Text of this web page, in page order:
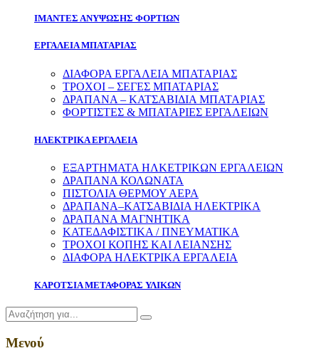
ΙΜΑΝΤΕΣ ΑΝΥΨΩΣΗΣ ΦΟΡΤΙΩΝ
ΕΡΓΑΛΕΙΑ ΜΠΑΤΑΡΙΑΣ
ΔΙΑΦΟΡΑ ΕΡΓΑΛΕΙΑ ΜΠΑΤΑΡΙΑΣ
ΤΡΟΧΟΙ – ΣΕΓΕΣ ΜΠΑΤΑΡΙΑΣ
ΔΡΑΠΑΝΑ – ΚΑΤΣΑΒΙΔΙΑ ΜΠΑΤΑΡΙΑΣ
ΦΟΡΤΙΣΤΕΣ & ΜΠΑΤΑΡΙΕΣ ΕΡΓΑΛΕΙΩΝ
ΗΛΕΚΤΡΙΚΑ ΕΡΓΑΛΕΙΑ
ΕΞΑΡΤΗΜΑΤΑ ΗΛΚΕΤΡΙΚΩΝ ΕΡΓΑΛΕΙΩΝ
ΔΡΑΠΑΝΑ ΚΟΛΩΝΑΤΑ
ΠΙΣΤΟΛΙΑ ΘΕΡΜΟΥ ΑΕΡΑ
ΔΡΑΠΑΝΑ–ΚΑΤΣΑΒΙΔΙΑ ΗΛΕΚΤΡΙΚΑ
ΔΡΑΠΑΝΑ ΜΑΓΝΗΤΙΚΑ
ΚΑΤΕΔΑΦΙΣΤΙΚΑ / ΠΝΕΥΜΑΤΙΚΑ
ΤΡΟΧΟΙ ΚΟΠΗΣ ΚΑΙ ΛΕΙΑΝΣΗΣ
ΔΙΑΦΟΡΑ ΗΛΕΚΤΡΙΚΑ ΕΡΓΑΛΕΙΑ
ΚΑΡΟΤΣΙΑ ΜΕΤΑΦΟΡΑΣ ΥΛΙΚΩΝ
Μενού